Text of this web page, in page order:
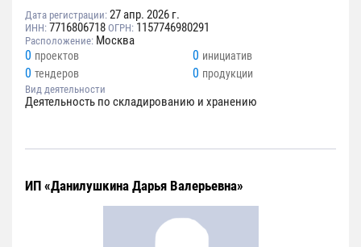
Дата регистрации: 27 апр. 2026 г.
ИНН: 7716806718 ОГРН: 1157746980291
Расположение: Москва
0 проектов 0 инициатив
0 тендеров 0 продукции
Вид деятельности
Деятельность по складированию и хранению
ИП «Данилушкина Дарья Валерьевна»